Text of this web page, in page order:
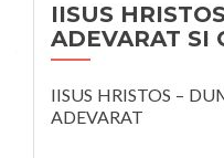
IISUS
ADEVARAT SI
IISUS HRISTOS –
ADEVARAT